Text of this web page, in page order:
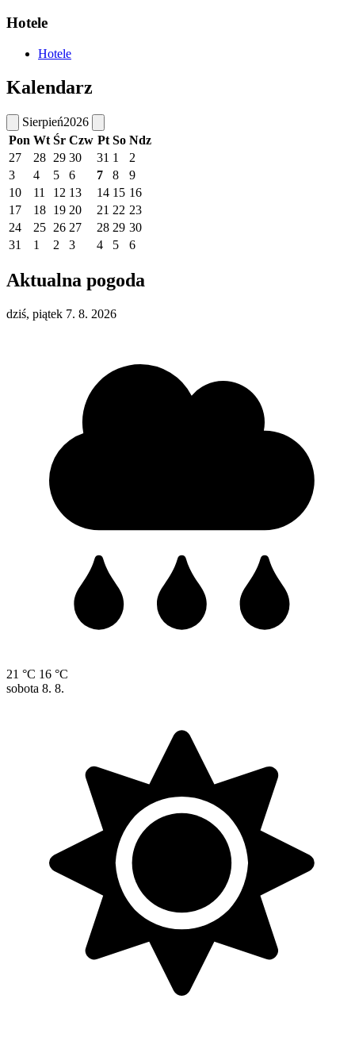
Hotele
Hotele
Kalendarz
Sierpień2026
Pon Wt Śr Czw Pt So Ndz
27
28 29 30 31 1
2
3
4 5 6 7 8
9
10
11 12 13 14 15 16
17
18 19 20 21 22 23
24
25 26 27 28 29 30
31
1 2 3 4 5 6
Aktualna pogoda
dziś, piątek 7. 8. 2026
21 °C 16 °C
sobota 8. 8.